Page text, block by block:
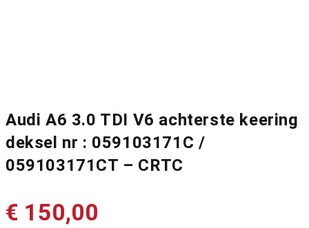
Audi A6 3.0 TDI V6 achterste keering
deksel nr : 059103171C /
059103171CT – CRTC
€ 150,00